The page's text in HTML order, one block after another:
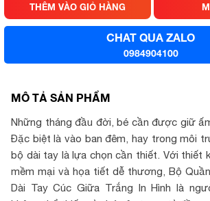
THÊM VÀO GIỎ HÀNG
CHAT QUA ZALO
0984904100
MÔ TẢ SẢN PHẨM
Những tháng đầu đời, bé cần được giữ
Đặc biệt là vào ban đêm, hay trong môi
bộ dài tay là lựa chọn cần thiết. Với thiết
mềm mại và họa tiết dễ thương, Bộ
Dài Tay Cúc Giữa Trắng In Hình là